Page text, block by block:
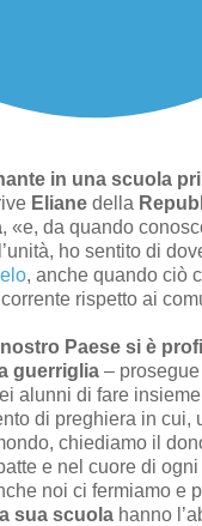
in una scuola
Elianedella
, «e, da quando
ho sentito di
, anche quando ciò
rispetto ai
Paese si è
guerriglia– prosegue
alunni di fare insieme
di preghiera in cui,
chiediamo il
e nel cuore di
noi ci fermiamo e
sua scuolahanno